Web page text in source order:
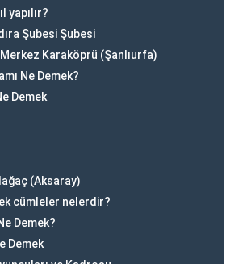
yapılır?
Şubesi Şubesi
Karaköprü (Şanlıurfa)
Ne Demek?
Demek
(Aksaray)
cümleler nelerdir?
Demek?
Demek